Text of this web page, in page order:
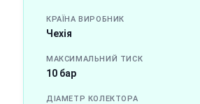
КРАЇНА ВИРОБНИК
Чехія
МАКСИМАЛЬНИЙ ТИСК
10 бар
ДІАМЕТР КОЛЕКТОРА